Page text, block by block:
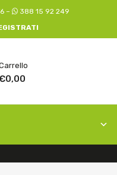
–
388 15 92 249
0,00